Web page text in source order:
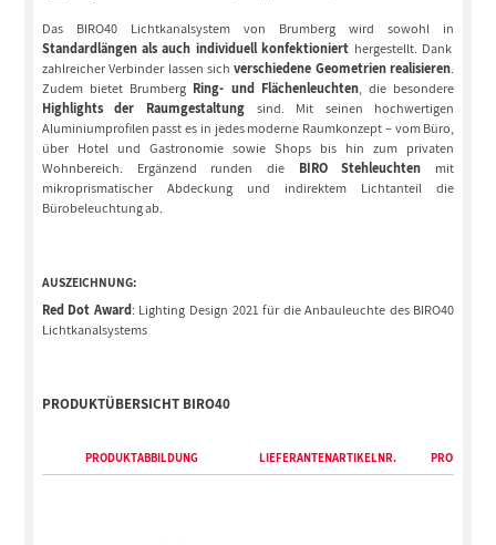
Das BIRO40 Lichtkanalsystem von Brumberg wird sowohl in
Standardlängen als auch individuell konfektioniert hergestellt. Dank
zahlreicher Verbinder lassen sichverschiedene Geometrien realisieren.
Zudem bietet Brumberg Ring- und Flächenleuchten, die besondere
Highlights der Raumgestaltungsind. Mit seinen hochwertigen
Aluminiumprofilen passt es in jedes moderne Raumkonzept – vom Büro,
über Hotel und Gastronomie sowie Shops bis hin zum privaten
Wohnbereich. Ergänzend runden die BIRO Stehleuchten mit
mikroprismatischer Abdeckung und indirektem Lichtanteil die
Bürobeleuchtung ab.
AUSZEICHNUNG:
Red Dot Award: Lighting Design 2021 für die Anbauleuchte des BIRO40
Lichtkanalsystems
PRODUKTÜBERSICHT BIRO40
PRODUKTABBILDUNG LIEFERANTENARTIKELNR.